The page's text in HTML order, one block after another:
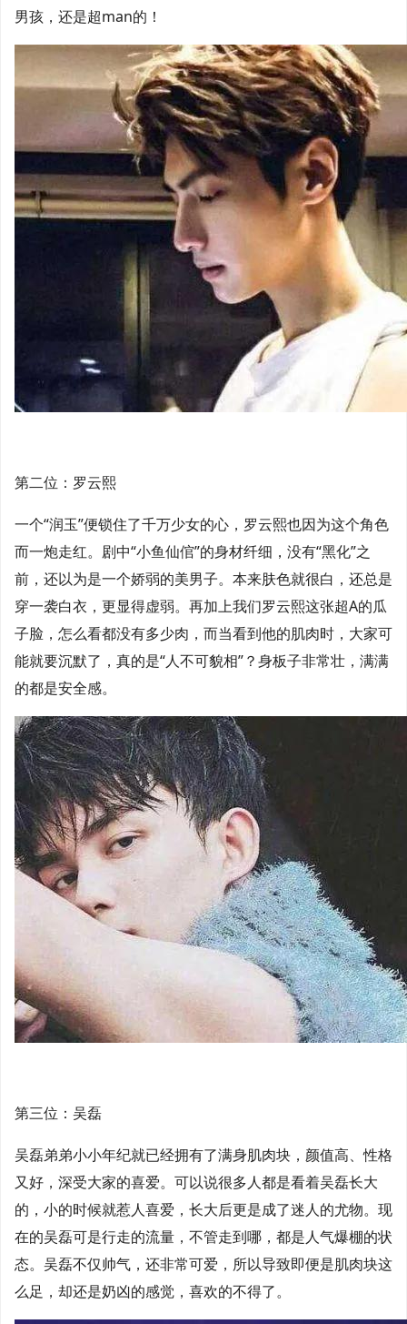
男孩，还是超man的！
第二位：罗云熙
一个“润玉”便锁住了千万少女的心，罗云熙也因为这个角色
而一炮走红。剧中“小鱼仙倌”的身材纤细，没有“黑化”之
前，还以为是一个娇弱的美男子。本来肤色就很白，还总是
穿一袭白衣，更显得虚弱。再加上我们罗云熙这张超A的瓜
子脸，怎么看都没有多少肉，而当看到他的肌肉时，大家可
能就要沉默了，真的是“人不可貌相”？身板子非常壮，满满
的都是安全感。
第三位：吴磊
吴磊弟弟小小年纪就已经拥有了满身肌肉块，颜值高、性格
又好，深受大家的喜爱。可以说很多人都是看着吴磊长大
的，小的时候就惹人喜爱，长大后更是成了迷人的尤物。现
在的吴磊可是行走的流量，不管走到哪，都是人气爆棚的状
态。吴磊不仅帅气，还非常可爱，所以导致即便是肌肉块这
么足，却还是奶凶的感觉，喜欢的不得了。